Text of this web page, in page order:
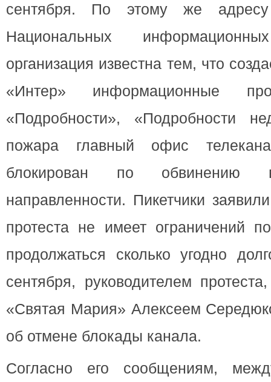
сентября. По этому же
Национальных
организация известна тем, что
«Интер» информационные
«Подробности», «Подробности
пожара главный офис
блокирован по обвинению в
направленности. Пикетчики
протеста не имеет ограничений
продолжаться сколько угодно
сентября, руководителем
«Святая Мария» Алексеем
об отмене блокады канала.
Согласно его сообщениям,